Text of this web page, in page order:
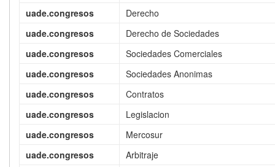
uade.congresos
Derecho
uade.congresos
Derecho de Sociedades
uade.congresos
Sociedades Comerciales
uade.congresos
Sociedades Anonimas
uade.congresos
Contratos
uade.congresos
Legislacion
uade.congresos
Mercosur
uade.congresos
Arbitraje